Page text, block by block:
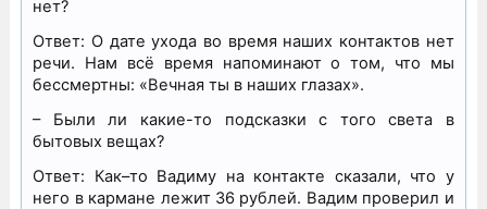
нет?
Ответ: О дате ухода во время наших контактов нет
речи. Нам всё время напоминают о том, что мы
бессмертны: «Вечная ты в наших глазах».
– Были ли какие-то подсказки с того света в
бытовых вещах?
Ответ: Как–то Вадиму на контакте сказали, что у
него в кармане лежит 36 рублей. Вадим проверил и